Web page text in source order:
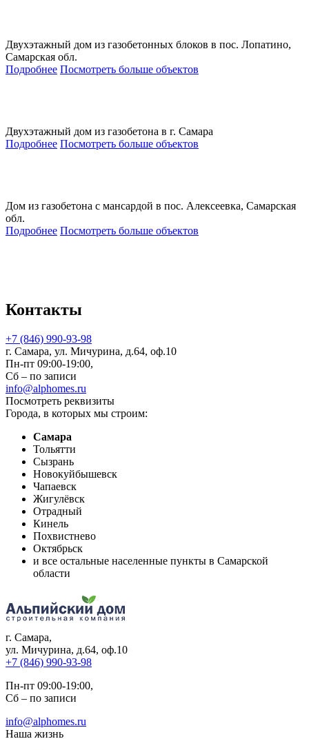
Двухэтажный дом из газобетонных блоков в пос. Лопатино,
Самарская обл.
Подробнее Посмотреть больше объектов
Двухэтажный дом из газобетона в г. Самара
Подробнее Посмотреть больше объектов
Дом из газобетона с мансардой в пос. Алексеевка, Самарская
обл.
Подробнее Посмотреть больше объектов
Контакты
+7 (846) 990-93-98
г. Самара, ул. Мичурина, д.64, оф.10
Пн-пт 09:00-19:00,
Сб – по записи
info@alphomes.ru
Посмотреть реквизиты
Города, в которых мы строим:
Самара
Тольятти
Сызрань
Новокуйбышевск
Чапаевск
Жигулёвск
Отрадный
Кинель
Похвистнево
Октябрьск
и все остальные населенные пункты в Самарской
области
г. Самара,
ул. Мичурина, д.64, оф.10
+7 (846) 990-93-98
Пн-пт 09:00-19:00,
Сб – по записи
info@alphomes.ru
Наша жизнь